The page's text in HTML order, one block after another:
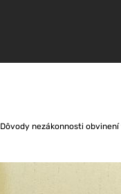
Dôvody nezákonnosti